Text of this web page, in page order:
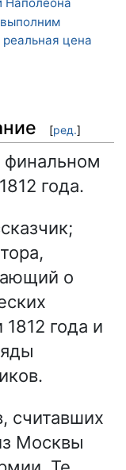
цена
[ред.]
финальном
года.
о
года и
считавших
Москвы